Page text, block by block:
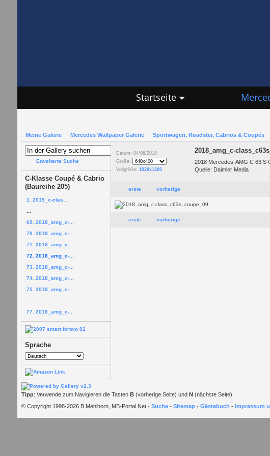
Startseite
Meine Galerie Mercedes Wallpaper Galerie Sportwagen, Roadster, Cabrios & Coupés
Erweiterte Suche
C-Klasse Coupé & Cabrio
(Baureihe 205)
1. 2015_c-clas...
69. 2018_amg_c-...
70. 2018_amg_c-...
71. 2018_amg_c-...
72. 2018_amg_c-...
73. 2018_amg_c-...
74. 2018_amg_c-...
75. 2018_amg_c-...
77. 2018_amg_c-...
Sprache
Datum: 04/06/2018
Größe:
Vollgröße: 1920x1200
2018_amg_c-
2018 Mercedes-AMG C 63 S
Quelle: Daimler Media
erste vorherige
erste vorherige
Tipp: Verwende zum Navigieren die Tasten B(vorherige Seite) und N(nächste Seite).
© Copyright 1998-2026 B.Mehlhorn, MB-Portal.Net - Suche- Sitemap- Gästebuch - Impressum